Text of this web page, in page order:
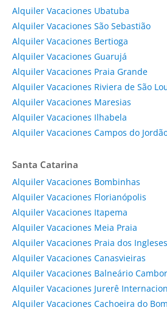
Alquiler Vacaciones Ubatuba
Alquiler Vacaciones São Sebastião
Alquiler Vacaciones Bertioga
Alquiler Vacaciones Guarujá
Alquiler Vacaciones Praia Grande
Alquiler Vacaciones Riviera de São
Alquiler Vacaciones Maresias
Alquiler Vacaciones Ilhabela
Alquiler Vacaciones Campos do
Santa Catarina
Alquiler Vacaciones Bombinhas
Alquiler Vacaciones Florianópolis
Alquiler Vacaciones Itapema
Alquiler Vacaciones Meia Praia
Alquiler Vacaciones Praia dos Ingleses
Alquiler Vacaciones Canasvieiras
Alquiler Vacaciones Balneário
Alquiler Vacaciones Jurerê
Alquiler Vacaciones Cachoeira do